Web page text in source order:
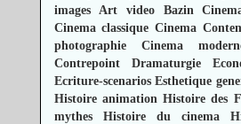
images
Art video Bazin
Cinema classique Cinema
photographie
Cinema
Contrepoint
Dramaturgie
Ecriture-scenarios Esthetique
Histoire animation Histoire des
mythes
Histoire du cinema